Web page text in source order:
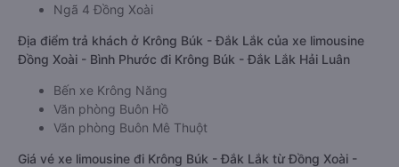
Ngã 4 Đồng Xoài
Địa điểm trả khách ở Krông Búk - Đắk Lắk của xe limousine
Đồng Xoài - Bình Phước đi Krông Búk - Đắk Lắk Hải Luân
Bến xe Krông Năng
Văn phòng Buôn Hồ
Văn phòng Buôn Mê Thuột
Giá vé xe limousine đi Krông Búk - Đắk Lắk từ Đồng Xoài -